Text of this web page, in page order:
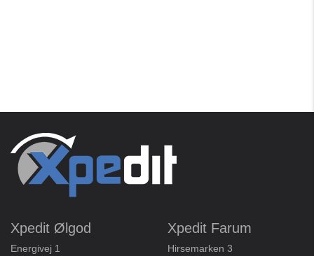
Xpedit Ølgod
Energivej 1
Xpedit Farum
Hirsemarken 3